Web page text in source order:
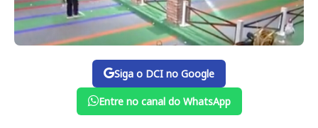
Siga o DCI no Google
Entre no canal do WhatsApp